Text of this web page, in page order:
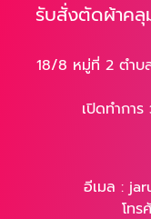
รับสั่งตัดผ้าคลุ
18/8 หมู่ที่ 2 ตำบ
เปิดทำกา
อีเมล :
โทร